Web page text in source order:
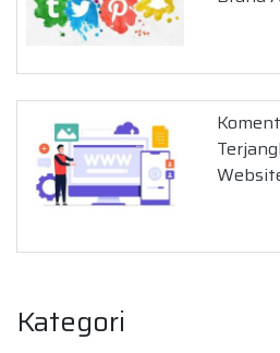
Kategori